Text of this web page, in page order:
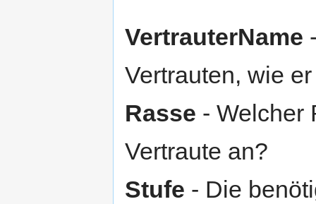
VertrauterName
Vertrauten, wie
Rasse - Welcher
Vertraute an?
Stufe - Die